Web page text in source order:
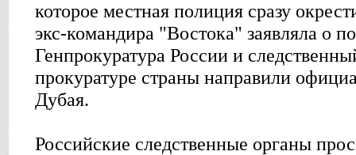
которое местная полиция сразу
экс-командира "Востока" заявляла о
Генпрокуратура России и
прокуратуре страны направили
Дубая.
Российские следственные органы